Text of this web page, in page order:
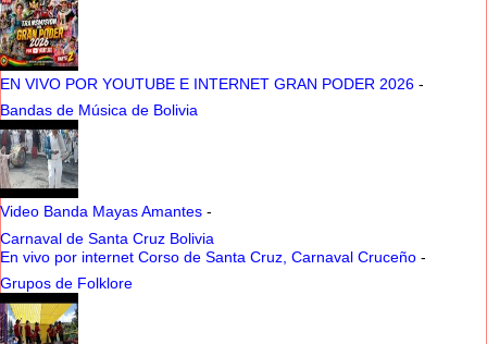
EN VIVO POR YOUTUBE E INTERNET GRAN PODER 2026 -
Bandas de Música de Bolivia
Video Banda Mayas Amantes -
Carnaval de Santa Cruz Bolivia
En vivo por internet Corso de Santa Cruz, Carnaval Cruceño -
Grupos de Folklore